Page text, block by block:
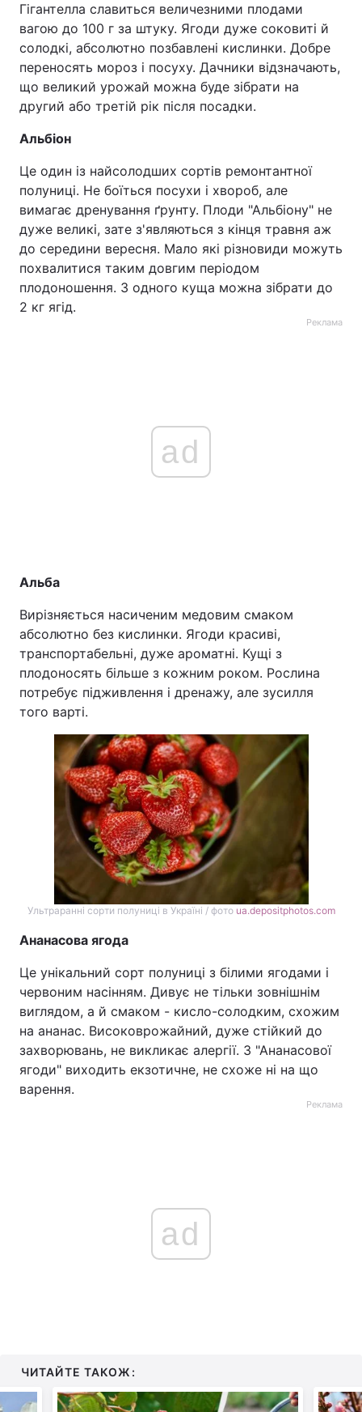
Гігантелла славиться величезними плодами
вагою до 100 г за штуку. Ягоди дуже соковиті й
солодкі, абсолютно позбавлені кислинки. Добре
переносять мороз і посуху. Дачники відзначають,
що великий урожай можна буде зібрати на
другий або третій рік після посадки.
Альбіон
Це один із найсолодших сортів ремонтантної
полуниці. Не боїться посухи і хвороб, але
вимагає дренування ґрунту. Плоди "Альбіону" не
дуже великі, зате з'являються з кінця травня аж
до середини вересня. Мало які різновиди можуть
похвалитися таким довгим періодом
плодоношення. З одного куща можна зібрати до
2 кг ягід.
Реклама
ad
Альба
Вирізняється насиченим медовим смаком
абсолютно без кислинки. Ягоди красиві,
транспортабельні, дуже ароматні. Кущі з
плодоносять більше з кожним роком. Рослина
потребує підживлення і дренажу, але зусилля
того варті.
Ультраранні сорти полуниці в Україні / фото ua.depositphotos.com
Ананасова ягода
Це унікальний сорт полуниці з білими ягодами і
червоним насінням. Дивує не тільки зовнішнім
виглядом, а й смаком - кисло-солодким, схожим
на ананас. Високоврожайний, дуже стійкий до
захворювань, не викликає алергії. З "Ананасової
ягоди" виходить екзотичне, не схоже ні на що
варення.
Реклама
ad
ЧИТАЙТЕ ТАКОЖ: